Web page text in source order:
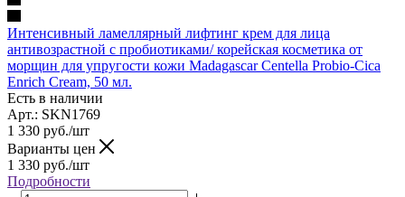
Интенсивный ламеллярный лифтинг крем для лица
антивозрастной с пробиотиками/ корейская косметика от
морщин для упругости кожи Madagascar Centella Probio-Cica
Enrich Cream, 50 мл.
Есть в наличии
Арт.: SKN1769
1 330 руб./шт
Варианты цен
1 330 руб./шт
Подробности